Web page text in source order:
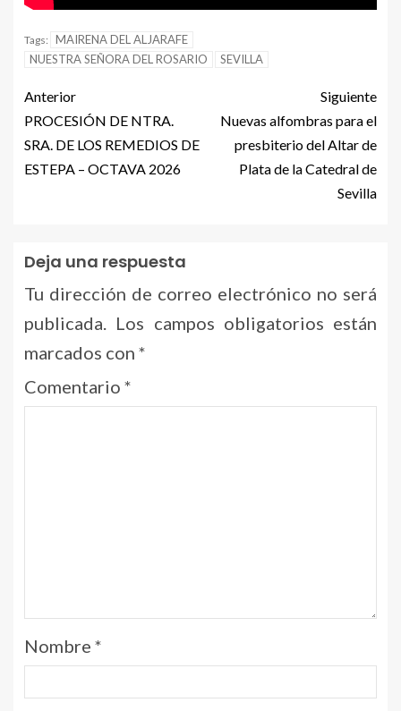
Tags: MAIRENA DEL ALJARAFE
NUESTRA SEÑORA DEL ROSARIO
SEVILLA
Anterior
PROCESIÓN DE NTRA.
SRA. DE LOS REMEDIOS DE
ESTEPA – OCTAVA 2026
Siguiente
Nuevas alfombras para el
presbiterio del Altar de
Plata de la Catedral de
Sevilla
Deja una respuesta
Tu dirección de correo electrónico no será
publicada.
Los campos obligatorios están
marcados con *
Comentario *
Nombre *